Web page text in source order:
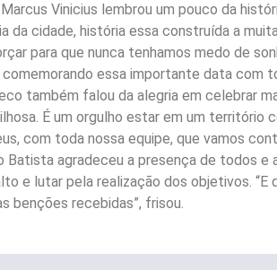
Vinicius lembrou um pouco da
da cidade, história essa construída a
para que nunca tenhamos medo de
essa importante data com
também falou da alegria em celebrar
É um orgulho estar em um território
com toda nossa equipe, que vamos
agradeceu a presença de todos e
e lutar pela realização dos objetivos.
benções recebidas”, frisou.